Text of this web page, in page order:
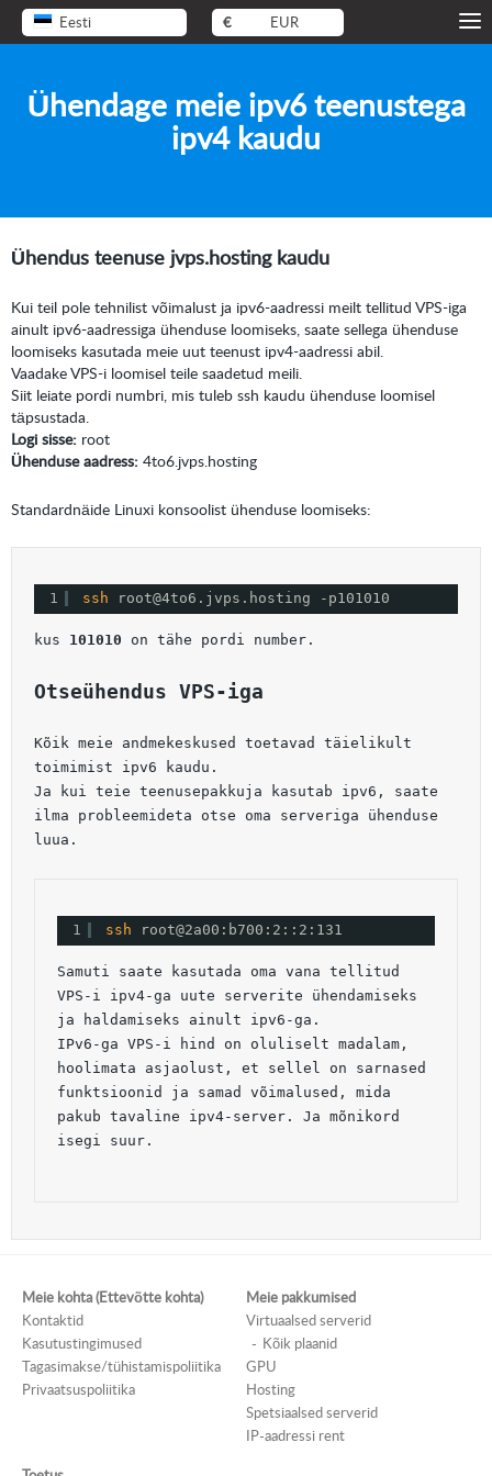
Eesti € EUR
Ühendage meie ipv6 teenustega
ipv4 kaudu
Ühendus teenuse jvps.hostingkaudu
Kui teil pole tehnilist võimalust ja ipv6-aadressi meilt tellitud VPS-iga
ainult ipv6-aadressiga ühenduse loomiseks, saate sellega ühenduse
loomiseks kasutada meie uut teenust ipv4-aadressi abil.
Vaadake VPS-i loomisel teile saadetud meili.
Siit leiate pordi numbri, mis tuleb ssh kaudu ühenduse loomisel
täpsustada.
Logi sisse: root
Ühenduse aadress: 4to6.jvps.hosting
Standardnäide Linuxi konsoolist ühenduse loomiseks:
1 ssh root@4to6.jvps.hosting -p101010
kus 101010 on tähe pordi number.
Otseühendus VPS-iga
Kõik meie andmekeskused toetavad täielikult
toimimist ipv6 kaudu.
Ja kui teie teenusepakkuja kasutab ipv6, saate
ilma probleemideta otse oma serveriga ühenduse
luua.
1 ssh root@2a00:b700:2::2:131
Samuti saate kasutada oma vana tellitud
VPS-i ipv4-ga uute serverite ühendamiseks
ja haldamiseks ainult ipv6-ga.
IPv6-ga VPS-i hind on oluliselt madalam,
hoolimata asjaolust, et sellel on sarnased
funktsioonid ja samad võimalused, mida
pakub tavaline ipv4-server. Ja mõnikord
isegi suur.
Meie kohta (Ettevõtte kohta)
Kontaktid
Kasutustingimused
Tagasimakse/tühistamispoliitika
Privaatsuspoliitika
Meie pakkumised
Virtuaalsed serverid
Kõik plaanid
GPU
Hosting
Spetsiaalsed serverid
IP-aadressi rent